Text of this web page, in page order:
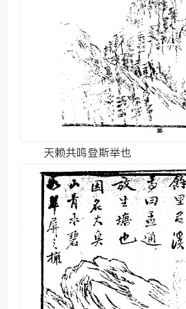
天赖共鸣登斯举也